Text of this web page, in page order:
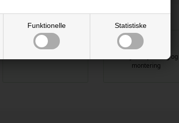
Funktionelle Statistiske
Spar 20-40% All-Risk
Vi tilbyder opmåling og
montering